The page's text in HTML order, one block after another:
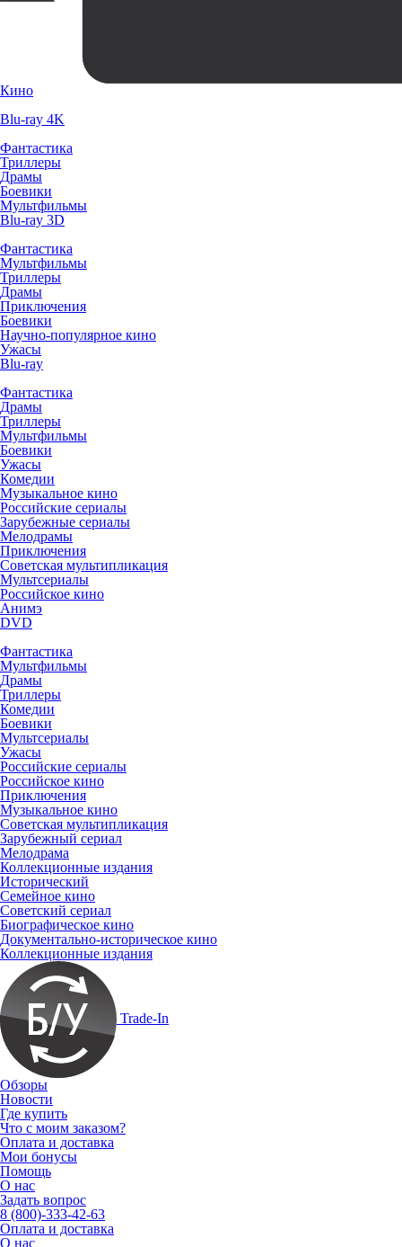
Кино
Blu-ray 4K
Фантастика
Триллеры
Драмы
Боевики
Мультфильмы
Blu-ray 3D
Фантастика
Мультфильмы
Триллеры
Драмы
Приключения
Боевики
Научно-популярное кино
Ужасы
Blu-ray
Фантастика
Драмы
Триллеры
Мультфильмы
Боевики
Ужасы
Комедии
Музыкальное кино
Российские сериалы
Зарубежные сериалы
Мелодрамы
Приключения
Советская мультипликация
Мультсериалы
Российское кино
Анимэ
DVD
Фантастика
Мультфильмы
Драмы
Триллеры
Комедии
Боевики
Мультсериалы
Ужасы
Российские сериалы
Российское кино
Приключения
Музыкальное кино
Советская мультипликация
Зарубежный сериал
Мелодрама
Коллекционные издания
Исторический
Семейное кино
Советский сериал
Биографическое кино
Документально-историческое кино
Коллекционные издания
Trade-In
Обзоры
Новости
Где купить
Что с моим заказом?
Оплата и доставка
Мои бонусы
Помощь
О нас
Задать вопрос
8 (800)-333-42-63
Оплата и доставка
О нас